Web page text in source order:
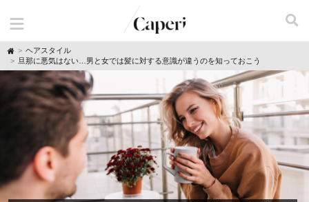
H
o
m
ヘアスタイル
旦那に悪気はない…男と女では髪に対する意識が違うのを知っておこう